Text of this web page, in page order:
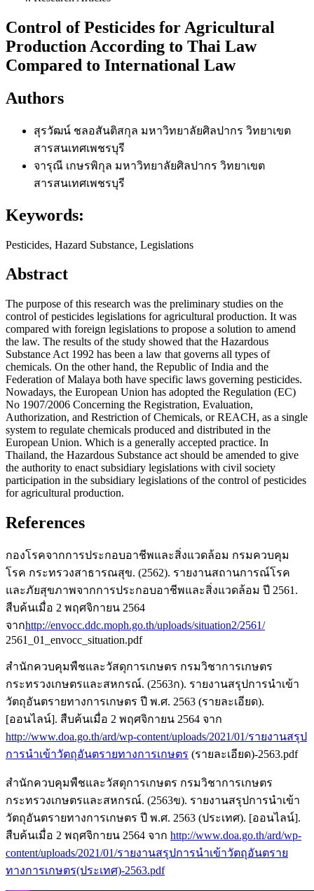
Control of Pesticides for Agricultural
Production According to Thai Law
Compared to International Law
Authors
สุรวัฒน์ ชลอสันติสกุล มหาวิทยาลัยศิลปากร วิทยาเขต
สารสนเทศเพชรบุรี
จารุณี เกษรพิกุล มหาวิทยาลัยศิลปากร วิทยาเขต
สารสนเทศเพชรบุรี
Keywords:
Pesticides, Hazard Substance, Legislations
Abstract
The purpose of this research was the preliminary studies on the
control of pesticides legislations for agricultural production. It was
compared with foreign legislations to propose a solution to amend
the law. The results of the study showed that the Hazardous
Substance Act 1992 has been a law that governs all types of
chemicals. On the other hand, the Republic of India and the
Federation of Malaya both have specific laws governing pesticides.
Nowadays, the European Union has adopted the Regulation (EC)
No 1907/2006 Concerning the Registration, Evaluation,
Authorization, and Restriction of Chemicals, or REACH, as a single
system to regulate chemicals produced and distributed in the
European Union. Which is a generally accepted practice. In
Thailand, the Hazardous Substance act should be amended to give
the authority to enact subsidiary legislations with civil society
participation in the subsidiary legislations of the control of pesticides
for agricultural production.
References
กองโรคจากการประกอบอาชีพและสิ่งแวดล้อม กรมควบคุม
โรค กระทรวงสาธารณสุข. (2562). รายงานสถานการณ์โรค
และภัยสุขภาพจากการประกอบอาชีพและสิ่งแวดล้อม ปี 2561.
สืบค้นเมื่อ 2 พฤศจิกายน 2564
จากhttp://envocc.ddc.moph.go.th/uploads/situation2/2561/
2561_01_envocc_situation.pdf
สำนักควบคุมพืชและวัสดุการเกษตร กรมวิชาการเกษตร
กระทรวงเกษตรและสหกรณ์. (2563ก). รายงานสรุปการนำเข้า
วัตถุอันตรายทางการเกษตร ปี พ.ศ. 2563 (รายละเอียด).
[ออนไลน์]. สืบค้นเมื่อ 2 พฤศจิกายน 2564 จาก
http://www.doa.go.th/ard/wp-content/uploads/2021/01/รายงานสรุป
การนำเข้าวัตถุอันตรายทางการเกษตร (รายละเอียด)-2563.pdf
สำนักควบคุมพืชและวัสดุการเกษตร กรมวิชาการเกษตร
กระทรวงเกษตรและสหกรณ์. (2563ข). รายงานสรุปการนำเข้า
วัตถุอันตรายทางการเกษตร ปี พ.ศ. 2563 (ประเทศ). [ออนไลน์].
สืบค้นเมื่อ 2 พฤศจิกายน 2564 จาก http://www.doa.go.th/ard/wp-
content/uploads/2021/01/รายงานสรุปการนำเข้าวัตถุอันตราย
ทางการเกษตร(ประเทศ)-2563.pdf